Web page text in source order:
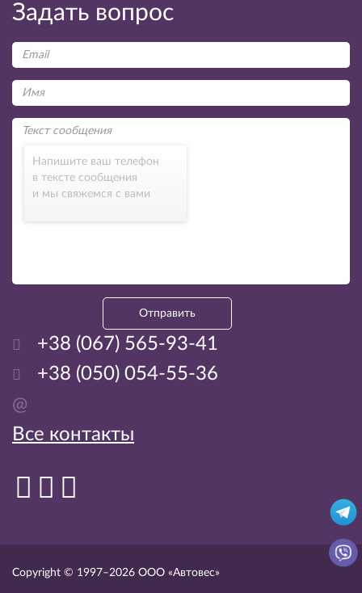
Задать вопрос
Напишите ваш телефон
в тексте сообщения
и мы свяжемся с вами
Отправить
+38 (067) 565-93-41
+38 (050) 054-55-36
@
Все контакты
Copyright © 1997–2026 ООО «Автовес»